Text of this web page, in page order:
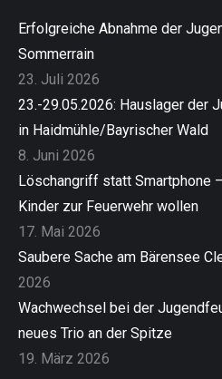
Erfolgreiche Abnahme der
Sommerrain
23. Juli 2026
23.-29.05.2026: Hauslager der
in Haidmühle/Bayrischer Wald
8. Juni 2026
Löschangriff statt Smartphone
Kinder zur Feuerwehr wollen
17. Mai 2026
Saubere Sache am Bärensee
2026
Wachwechsel bei der
neues Trio an der Spitze
19. März 2026